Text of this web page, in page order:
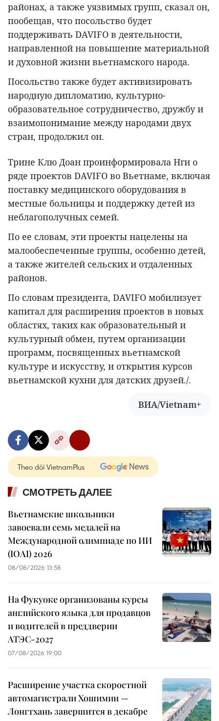
районах, а также уязвимых групп, сказал он,
пообещав, что посольство будет
поддерживать DAVIFO в деятельности,
направленной на повышение материальной
и духовной жизни вьетнамского народа.
Посольство также будет активизировать
народную дипломатию, культурно-
образовательное сотрудничество, дружбу и
взаимопонимание между народами двух
стран, продолжил он.
Трине Клю Доан проинформировала Нги о
ряде проектов DAVIFO во Вьетнаме, включая
поставку медицинского оборудования в
местные больницы и поддержку детей из
неблагополучных семей.
По ее словам, эти проекты нацелены на
малообеспеченные группы, особенно детей,
а также жителей сельских и отдаленных
районов.
По словам президента, DAVIFO мобилизует
капитал для расширения проектов в новых
областях, таких как образовательный и
культурный обмен, путем организации
программ, посвященных вьетнамской
культуре и искусству, и открытия курсов
вьетнамской кухни для датских друзей./.
ВИА/Vietnam+
Theo dõi VietnamPlus
СМОТРЕТЬ ДАЛЕЕ
Вьетнамские школьники
завоевали семь медалей на
Международной олимпиаде по ИИ
(IOAI) 2026
08/08/2026 13:58
На Фукуоке организованы курсы
английского языка для продавцов
и водителей в преддверии
АТЭС-2027
07/08/2026 19:00
Расширение участка скоростной
автомагистрали Хошимин —
Лонгтхань завершится в декабре